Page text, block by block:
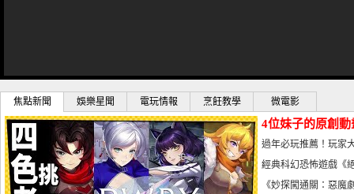
焦點新聞 娛樂星聞 電玩情報 烹飪教學 微電影
4位妹子的原創
曝光_電玩宅速配
過年必玩推薦！玩家
宅速配20230126
經典科幻恐怖遊戲《
懼體驗-電玩宅速配
《妙探闖通關：惡